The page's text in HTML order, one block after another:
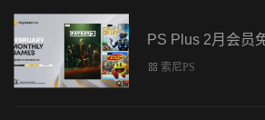
PS Plus 2月会员
索尼PS